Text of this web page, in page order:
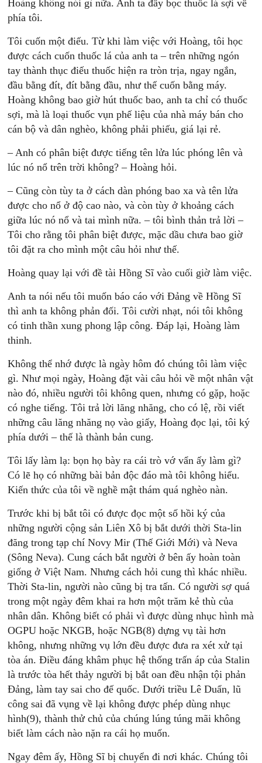
Hoàng không nói gì nữa. Anh ta đẩy bọc thuốc lá sợi về
phía tôi.
Tôi cuốn một điếu. Từ khi làm việc với Hoàng, tôi học
được cách cuốn thuốc lá của anh ta – trên những ngón
tay thành thục điếu thuốc hiện ra tròn trịa, ngay ngắn,
đầu bằng đít, đít bằng đầu, như thể cuốn bằng máy.
Hoàng không bao giờ hút thuốc bao, anh ta chỉ có thuốc
sợi, mà là loại thuốc vụn phế liệu của nhà máy bán cho
cán bộ và dân nghèo, không phải phiếu, giá lại rẻ.
– Anh có phân biệt được tiếng tên lửa lúc phóng lên và
lúc nó nổ trên trời không? – Hoàng hỏi.
– Cũng còn tùy ta ở cách dàn phóng bao xa và tên lửa
được cho nổ ở độ cao nào, và còn tùy ở khoảng cách
giữa lúc nó nổ và tai mình nữa. – tôi bình thản trả lời –
Tôi cho rằng tôi phân biệt được, mặc dầu chưa bao giờ
tôi đặt ra cho mình một câu hỏi như thế.
Hoàng quay lại với đề tài Hồng Sĩ vào cuối giờ làm việc.
Anh ta nói nếu tôi muốn báo cáo với Ðảng về Hồng Sĩ
thì anh ta không phản đối. Tôi cười nhạt, nói tôi không
có tinh thần xung phong lập công. Ðáp lại, Hoàng làm
thinh.
Không thể nhớ được là ngày hôm đó chúng tôi làm việc
gì. Như mọi ngày, Hoàng đặt vài câu hỏi về một nhân vật
nào đó, nhiều người tôi không quen, nhưng có gặp, hoặc
có nghe tiếng. Tôi trả lời lăng nhăng, cho có lệ, rồi viết
những câu lăng nhăng nọ vào giấy, Hoàng đọc lại, tôi ký
phía dưới – thế là thành bản cung.
Tôi lấy làm lạ: bọn họ bày ra cái trò vớ vẩn ấy làm gì?
Có lẽ họ có những bài bản độc đáo mà tôi không hiểu.
Kiến thức của tôi về nghề mật thám quá nghèo nàn.
Trước khi bị bắt tôi có được đọc một số hồi ký của
những người cộng sản Liên Xô bị bắt dưới thời Sta-lin
đăng trong tạp chí Novy Mir (Thế Giới Mới) và Neva
(Sông Neva). Cung cách bắt người ở bên ấy hoàn toàn
giống ở Việt Nam. Nhưng cách hỏi cung thì khác nhiều.
Thời Sta-lin, người nào cũng bị tra tấn. Có người sợ quá
trong một ngày đêm khai ra hơn một trăm kẻ thù của
nhân dân. Không biết có phải vì được dùng nhục hình mà
OGPU hoặc NKGB, hoặc NGB(8) dựng vụ tài hơn
không, nhưng những vụ lớn đều được đưa ra xét xử tại
tòa án. Ðiều đáng khâm phục hệ thống trấn áp của Stalin
là trước tòa hết thảy người bị bắt oan đều nhận tội phản
Ðảng, làm tay sai cho đế quốc. Dưới triều Lê Duẩn, lũ
công sai đã vụng về lại không được phép dùng nhục
hình(9), thành thử chủ của chúng lúng túng mãi không
biết làm cách nào nặn ra cái họ muốn.
Ngay đêm ấy, Hồng Sĩ bị chuyển đi nơi khác. Chúng tôi